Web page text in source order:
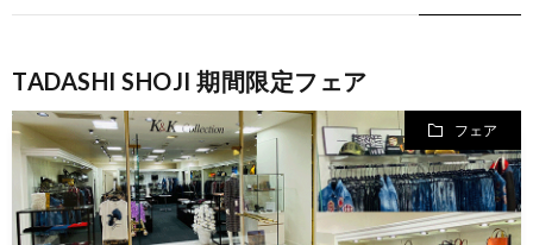
TADASHI SHOJI 期間限定フェア
フェア